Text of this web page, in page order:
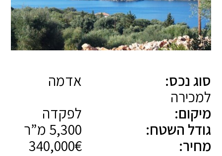
סוג נכס:
אדמה
למכירה
מיקום:
לפקדה
גודל השטח:
מחיר:
340,000€